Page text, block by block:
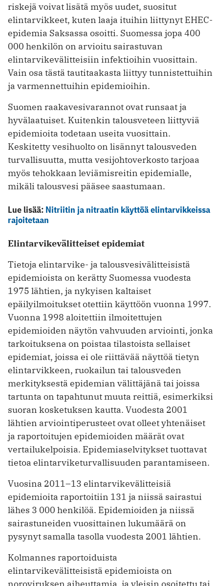
riskejä voivat lisätä myös uudet, suositut
elintarvikkeet, kuten laaja ituihin liittynyt EHEC-
epidemia Saksassa osoitti. Suomessa jopa 400
000 henkilön on arvioitu sairastuvan
elintarvikevälitteisiin infektioihin vuosittain.
Vain osa tästä tautitaakasta liittyy tunnistettuihin
ja varmennettuihin epidemioihin.
Suomen raakavesivarannot ovat runsaat ja
hyvälaatuiset. Kuitenkin talousveteen liittyviä
epidemioita todetaan useita vuosittain.
Keskitetty vesihuolto on lisännyt talousveden
turvallisuutta, mutta vesijohtoverkosto tarjoaa
myös tehokkaan leviämisreitin epidemialle,
mikäli talousvesi pääsee saastumaan.
Lue lisää: Nitriitin ja nitraatin käyttöä elintarvikkeissa
rajoitetaan
Elintarvikevälitteiset epidemiat
Tietoja elintarvike- ja talousvesivälitteisistä
epidemioista on kerätty Suomessa vuodesta
1975 lähtien, ja nykyisen kaltaiset
epäilyilmoitukset otettiin käyttöön vuonna 1997.
Vuonna 1998 aloitettiin ilmoitettujen
epidemioiden näytön vahvuuden arviointi, jonka
tarkoituksena on poistaa tilastoista sellaiset
epidemiat, joissa ei ole riittävää näyttöä tietyn
elintarvikkeen, ruokailun tai talousveden
merkityksestä epidemian välittäjänä tai joissa
tartunta on tapahtunut muuta reittiä, esimerkiksi
suoran kosketuksen kautta. Vuodesta 2001
lähtien arviointiperusteet ovat olleet yhtenäiset
ja raportoitujen epide­mioiden määrät ovat
vertailukelpoisia. Epidemia­selvitykset tuottavat
tietoa elintarviketurvallisuuden parantamiseen.
Vuosina 2011–13 elintarvikevälitteisiä
epidemioita raportoitiin 131 ja niissä sairastui
lähes 3 000 henkilöä. Epidemioiden ja niissä
sairastuneiden vuosittainen lukumäärä on
pysynyt samalla tasolla vuodesta 2001 lähtien.
Kolmannes raportoiduista
elintarvikevälitteisistä epidemioista on
noroviruksen aiheuttamia, ja yleisin osoitettu tai